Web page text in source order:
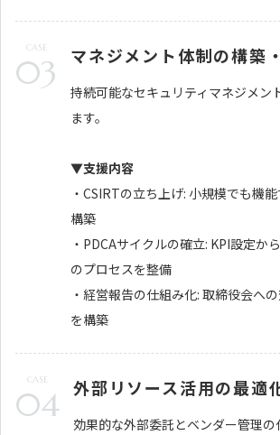
CASE
03 マネジメント体制の構築
持続可能なセキュリティマネジメン
ます。
▼支援内容
・CSIRTの立ち上げ: 小規模でも機
構築
・PDCAサイクルの確立: KPI設定か
のプロセスを整備
・経営報告の仕組み化: 取締役会へ
を構築
CASE
04 外部リソース活用の最適
効果的な外部委託とベンダー管理の